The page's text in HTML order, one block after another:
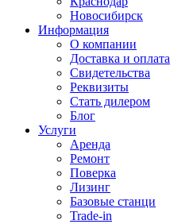
Новосибирск
Информация
О компании
Доставка и оплата
Свидетельства
Реквизиты
Стать дилером
Блог
Услуги
Аренда
Ремонт
Поверка
Лизинг
Базовые станци
Trade-in